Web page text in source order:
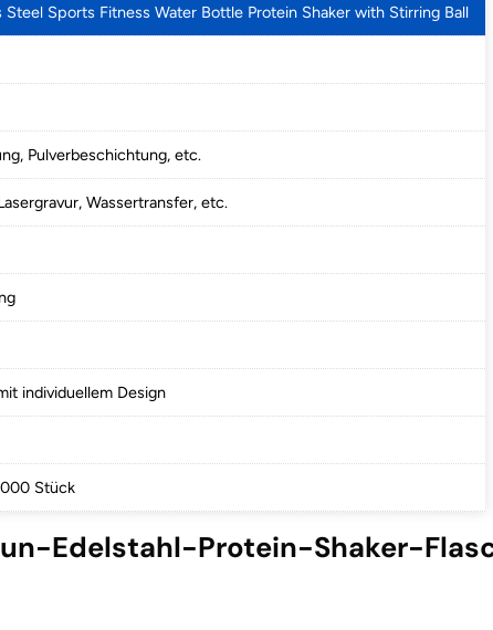
Steel Sports Fitness Water Bottle Protein Shaker with Stirring Ball
Pulverbeschichtung, etc.
Wassertransfer, etc.
individuellem Design
Stück
Edelstahl-Protein-Shaker-